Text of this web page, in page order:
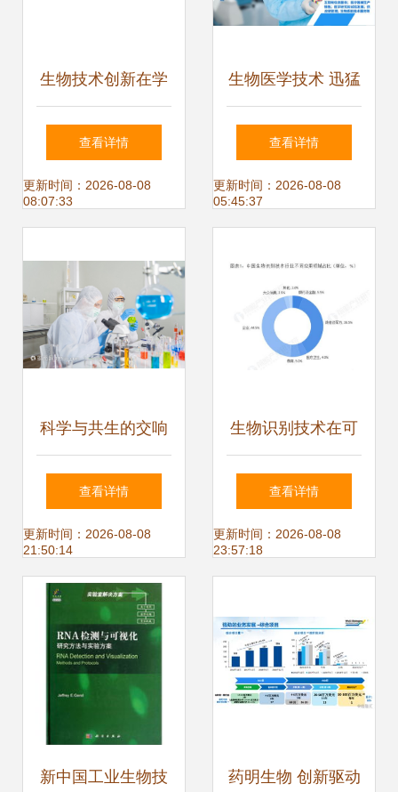
生物技术创新在学
习中的应用 加强知
识衔接，用生动课
查看详情
更新时间：2026-08-08
08:07:33
生物医学技术 迅猛
发展下的变革与挑
战
查看详情
更新时间：2026-08-08
05:45:37
科学与共生的交响
一对西方夫妇在实
验室中追逐抗疫未
来
查看详情
更新时间：2026-08-08
21:50:14
生物识别技术在可
穿戴领域的可持续
发展路径与技术开
查看详情
更新时间：2026-08-08
23:57:18
新中国工业生物技 药明生物 创新驱动